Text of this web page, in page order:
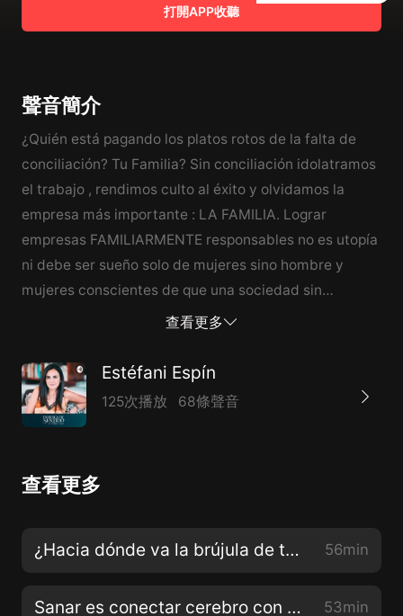
打開APP收聽
聲音簡介
¿Quién está pagando los platos rotos de la falta de
conciliación? Tu Familia? Sin conciliación idolatramos
el trabajo , rendimos culto al éxito y olvidamos la
empresa más importante : LA FAMILIA. Lograr
empresas FAMILIARMENTE responsables no es utopía
ni debe ser sueño solo de mujeres sino hombre y
mujeres conscientes de que una sociedad sin
FAMILIAS es una sociedad sin pilar. No se pierdan
查看更多
Estéfani Espín
125次播放 68條聲音
查看更多
¿Hacia dónde va la brújula de tu vida? con Alba Cortés 56min
Sanar es conectar cerebro con corazón con Catalina Hoffmann 53min